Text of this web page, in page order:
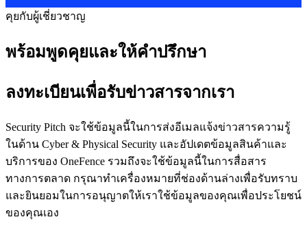
คุยกับผู้เชี่ยวชาญ
พร้อมพูดคุยและให้คำปรึกษา
ลงทะเบียนเพื่อรับข่าวสารจากเรา
Security Pitch จะใช้ข้อมูลนี้ในการส่งอีเมลแจ้งข่าวสารความรู้
ในด้าน Cyber & Physical Security และอัปเดตข้อมูลสินค้าและ
บริการของ OneFence รวมถึงจะใช้ข้อมูลนี้ในการสื่อสาร
ทางการตลาด กรุณาทำเครื่องหมายที่ช่องด้านล่างเพื่อรับทราบ
และยินยอมในการอนุญาตให้เราใช้ข้อมูลของคุณเพื่อประโยชน์
ของคุณเอง